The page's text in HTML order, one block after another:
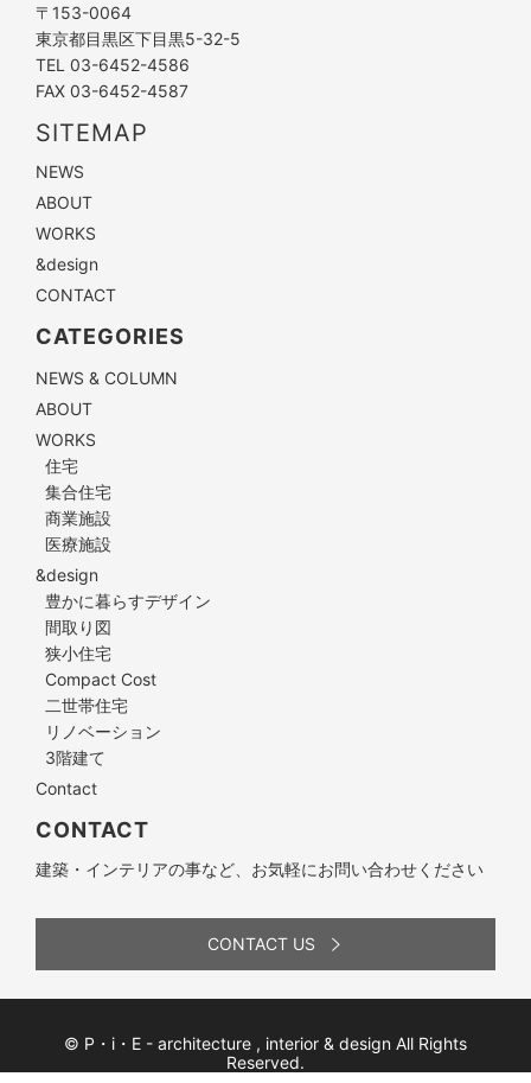
〒153-0064
東京都目黒区下目黒5-32-5
TEL 03-6452-4586
FAX 03-6452-4587
SITEMAP
NEWS
ABOUT
WORKS
&design
CONTACT
CATEGORIES
NEWS & COLUMN
ABOUT
WORKS
住宅
集合住宅
商業施設
医療施設
&design
豊かに暮らすデザイン
間取り図
狭小住宅
Compact Cost
二世帯住宅
リノベーション
3階建て
Contact
CONTACT
建築・インテリアの事など、お気軽にお問い合わせください
CONTACT US
© P・i・E - architecture , interior & design All Rights
Reserved.